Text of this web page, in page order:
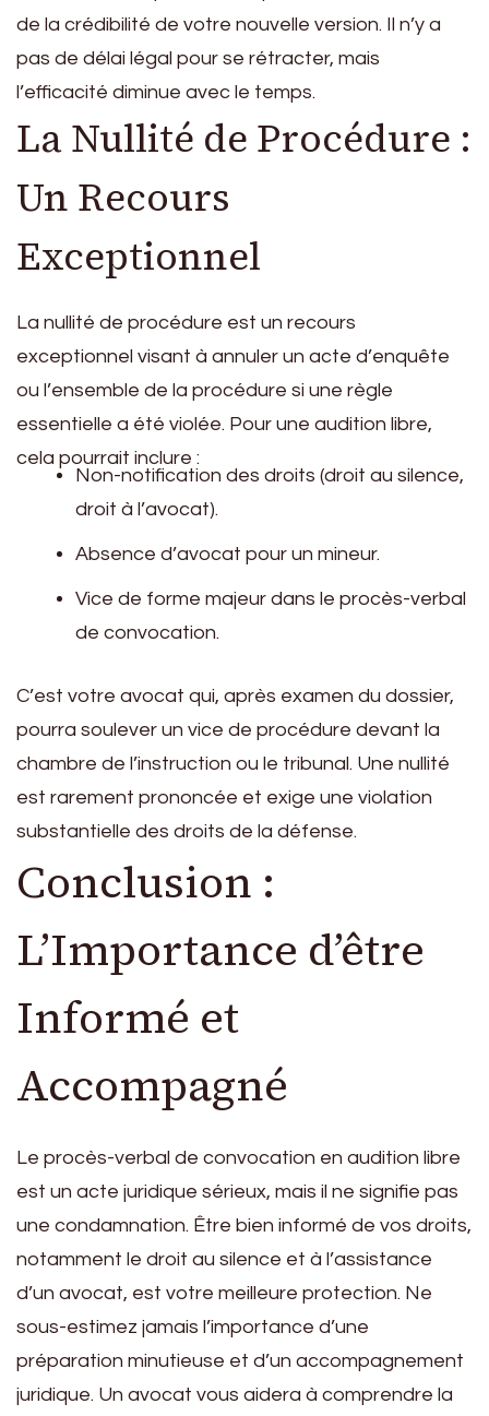
de la crédibilité de votre nouvelle version. Il n’y a
pas de délai légal pour se rétracter, mais
l’efficacité diminue avec le temps.
La Nullité de Procédure :
Un Recours
Exceptionnel
La nullité de procédure est un recours
exceptionnel visant à annuler un acte d’enquête
ou l’ensemble de la procédure si une règle
essentielle a été violée. Pour une audition libre,
cela pourrait inclure :
Non-notification des droits (droit au silence,
droit à l’avocat).
Absence d’avocat pour un mineur.
Vice de forme majeur dans le procès-verbal
de convocation.
C’est votre avocat qui, après examen du dossier,
pourra soulever un vice de procédure devant la
chambre de l’instruction ou le tribunal. Une nullité
est rarement prononcée et exige une violation
substantielle des droits de la défense.
Conclusion :
L’Importance d’être
Informé et
Accompagné
Le procès-verbal de convocation en audition libre
est un acte juridique sérieux, mais il ne signifie pas
une condamnation. Être bien informé de vos droits,
notamment le droit au silence et à l’assistance
d’un avocat, est votre meilleure protection. Ne
sous-estimez jamais l’importance d’une
préparation minutieuse et d’un accompagnement
juridique. Un avocat vous aidera à comprendre la